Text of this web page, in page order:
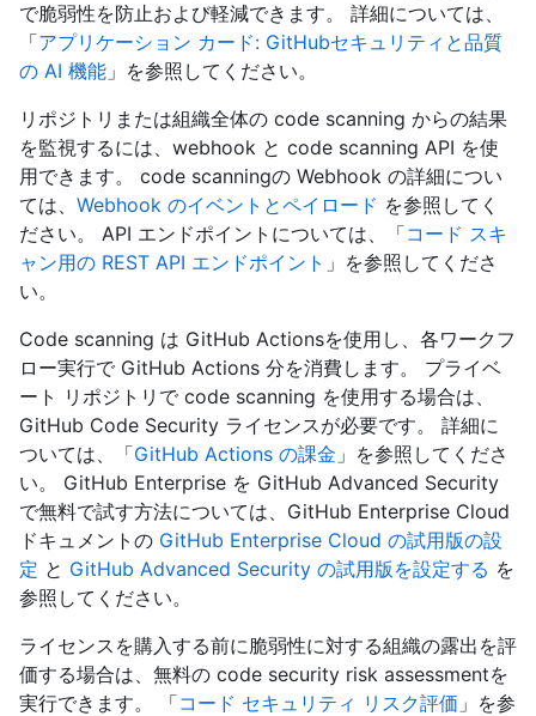
で脆弱性を防止および軽減できます。 詳細については、
「アプリケーション カード: GitHubセキュリティと品質
の AI 機能 」を参照してください。
リポジトリまたは組織全体の code scanning からの結果
を監視するには、webhook と code scanning API を使
用できます。 code scanningの Webhook の詳細につい
ては、 Webhook のイベントとペイロード を参照してく
ださい。 API エンドポイントについては、「コード スキ
ャン用の REST API エンドポイント 」を参照してくださ
い。
Code scanning は GitHub Actionsを使用し、各ワークフ
ロー実行で GitHub Actions 分を消費します。 プライベ
ート リポジトリで code scanning を使用する場合は、
GitHub Code Security ライセンスが必要です。 詳細に
ついては、「GitHub Actions の課金 」を参照してくださ
い。 GitHub Enterprise を GitHub Advanced Security
で無料で試す方法については、GitHub Enterprise Cloud
ドキュメントの GitHub Enterprise Cloud の試用版の設
定 と GitHub Advanced Security の試用版を設定する を
参照してください。
ライセンスを購入する前に脆弱性に対する組織の露出を評
価する場合は、無料の code security risk assessmentを
実行できます。 「コード セキュリティ リスク評価 」を参